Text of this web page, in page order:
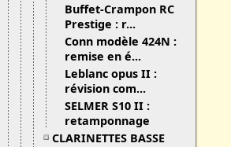
Buffet-Crampon RC
Prestige : r...
Conn modèle 424N :
remise en é...
Leblanc opus II :
révision com...
SELMER S10 II :
retamponnage
CLARINETTES BASSE